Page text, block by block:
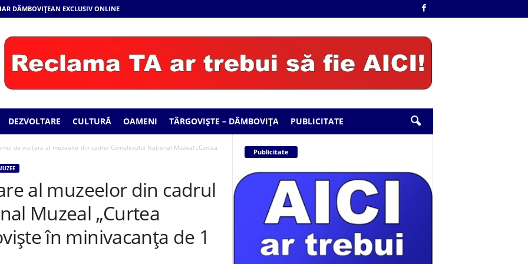
DÂMBOVIȚEAN EXCLUSIV ONLINE
DEZVOLTARE CULTURĂ OAMENI TÂRGOVIȘTE – DÂMBOVIȚA PUBLICITATE
de vizitare al muzeelor din cadrul Complexului Național Muzeal „Curtea
al muzeelor din cadrul
Muzeal „Curtea
în minivacanța de 1
Publicitate